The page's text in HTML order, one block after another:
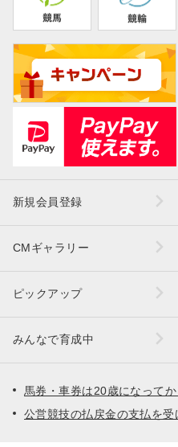
新規会員登録
CMギャラリー
ピックアップ
みんなで育成中
馬券・車券は20歳になって
公営競技の払戻金の支払を受